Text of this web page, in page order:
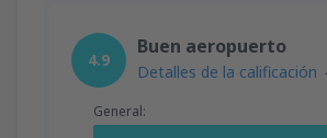
4.9
Buen aeropuerto
Detalles de la calificación
General: